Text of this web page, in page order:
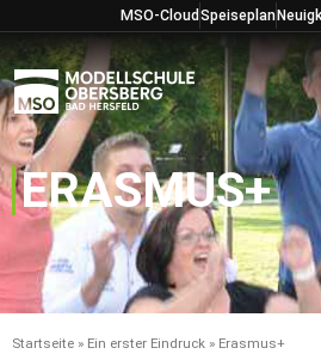
Inhalt
springen
MSO-Cloud Speiseplan
ERASMUS+
Startseite » Ein erster Eindruck » Erasmus+